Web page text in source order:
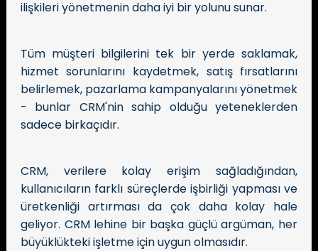
ilişkileri yönetmenin daha iyi bir yolunu sunar.
Tüm müşteri bilgilerini tek bir yerde saklamak,
hizmet sorunlarını kaydetmek, satış fırsatlarını
belirlemek, pazarlama kampanyalarını yönetmek
- bunlar CRM'nin sahip olduğu yeteneklerden
sadece birkaçıdır.
CRM, verilere kolay erişim sağladığından,
kullanıcıların farklı süreçlerde işbirliği yapması ve
üretkenliği artırması da çok daha kolay hale
geliyor. CRM lehine bir başka güçlü argüman, her
büyüklükteki işletme için uygun olmasıdır.